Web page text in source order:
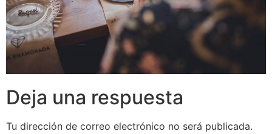
Deja una respuesta
Tu dirección de correo electrónico no será publicada.